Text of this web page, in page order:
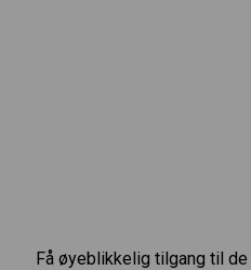
Få øyeblikkelig tilgang til